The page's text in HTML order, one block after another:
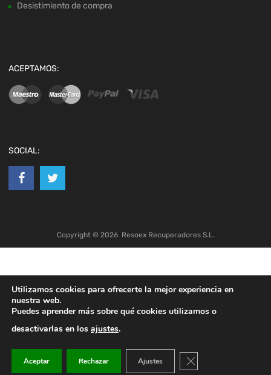
Desistimiento de compra
ACEPTAMOS:
SOCIAL:
Copyright © 2026 Resoex Recuperadores S.L.
Utilizamos cookies para ofrecerte la mejor experiencia en
nuestra web.
Puedes aprender más sobre qué cookies utilizamos o
desactivarlas en los ajustes.
Aceptar Rechazar Ajustes Cerrar el banner de